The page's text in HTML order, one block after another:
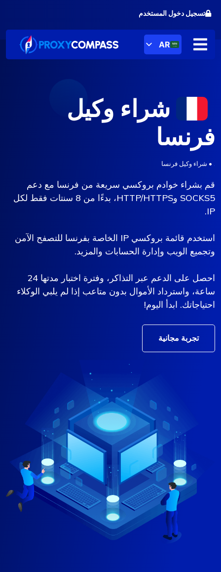
الى
المحتوى
تسجيل دخول المستخدم
AR
شراء وكيل
فرنسا
• شراء وكيل فرنسا
قم بشراء خوادم بروكسي سريعة من فرنسا مع دعم
SOCKS5 وHTTP/HTTPS، بدءًا من 8 سنتات فقط لكل
IP.
استخدم قائمة بروكسي IP الخاصة بفرنسا للتصفح الآمن
وتجميع الويب وإدارة الحسابات والمزيد.
احصل على الدعم عبر التذاكر، وفترة اختبار مدتها 24
ساعة، واسترداد الأموال بدون متاعب إذا لم يلبي الوكلاء
احتياجاتك. ابدأ اليوم!
تجربة مجانية